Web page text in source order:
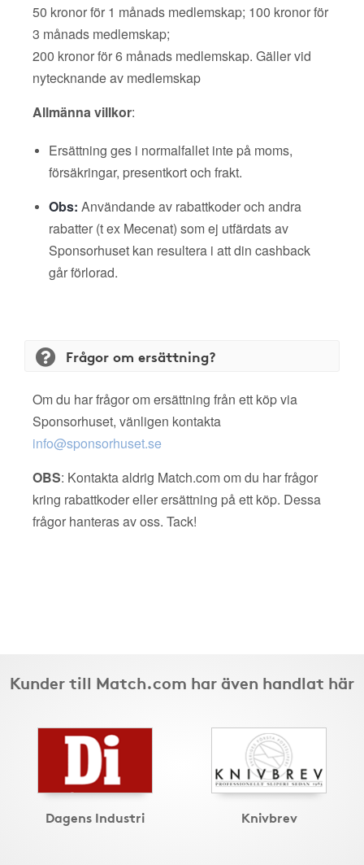
50 kronor för 1 månads medlemskap; 100 kronor för
3 månads medlemskap;
200 kronor för 6 månads medlemskap. Gäller vid
nytecknande av medlemskap
Allmänna villkor:
Ersättning ges i normalfallet inte på moms,
försäkringar, presentkort och frakt.
Obs: Användande av rabattkoder och andra
rabatter (t ex Mecenat) som ej utfärdats av
Sponsorhuset kan resultera i att din cashback
går förlorad.
Frågor om ersättning?
Om du har frågor om ersättning från ett köp via
Sponsorhuset, vänligen kontakta
info@sponsorhuset.se
OBS: Kontakta aldrig Match.com om du har frågor
kring rabattkoder eller ersättning på ett köp. Dessa
frågor hanteras av oss. Tack!
Kunder till Match.com har även handlat här
Dagens Industri Knivbrev